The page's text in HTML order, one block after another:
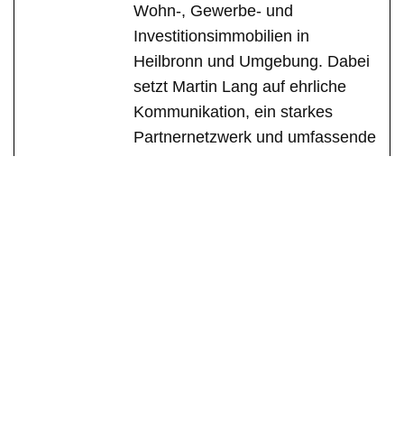
Wohn-, Gewerbe- und
Investitionsimmobilien in
Heilbronn und Umgebung. Dabei
setzt Martin Lang auf ehrliche
Kommunikation, ein starkes
Partnernetzwerk und umfassende